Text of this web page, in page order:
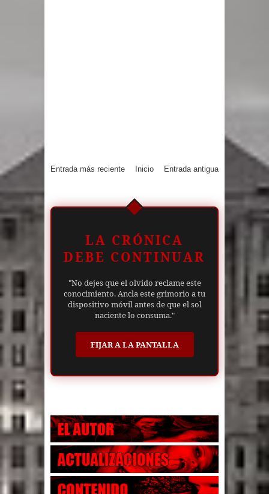
Entrada más reciente Entrada antigua
Inicio
LA CRÓNICA
DEBE CONTINUAR
"No dejes que el olvido reclame este
conocimiento. Ancla este grimorio a tu
dispositivo móvil antes de que el sol
naciente lo consuma."
FIJAR A LA PANTALLA